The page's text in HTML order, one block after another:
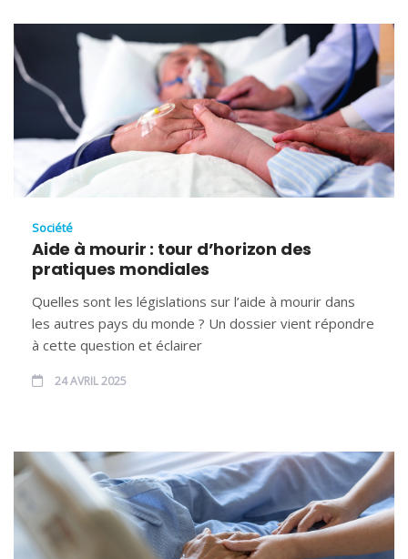
Société
Aide à mourir : tour d’horizon des
pratiques mondiales
Quelles sont les législations sur l’aide à mourir dans
les autres pays du monde ? Un dossier vient répondre
à cette question et éclairer
24 AVRIL 2025